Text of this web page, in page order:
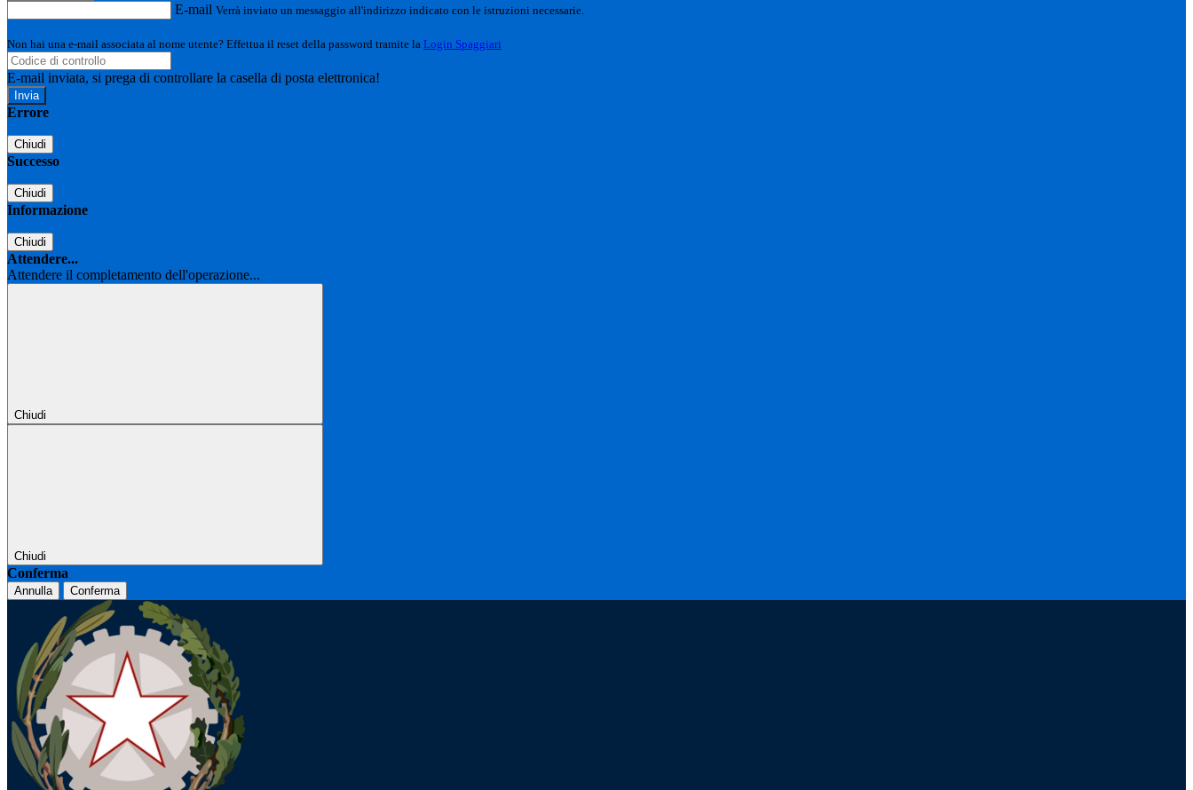
E-mail Verrà inviato un messaggio all'indirizzo indicato con le istruzioni necessarie.
Non hai una e-mail associata al nome utente? Effettua il reset della password tramite la Login Spaggiari
E-mail inviata, si prega di controllare la casella di posta elettronica!
Errore
Chiudi
Successo
Chiudi
Informazione
Chiudi
Attendere...
Attendere il completamento dell'operazione...
Chiudi
Chiudi
Conferma
Annulla Conferma